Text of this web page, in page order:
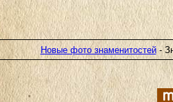
Новые фото знаменитостей-